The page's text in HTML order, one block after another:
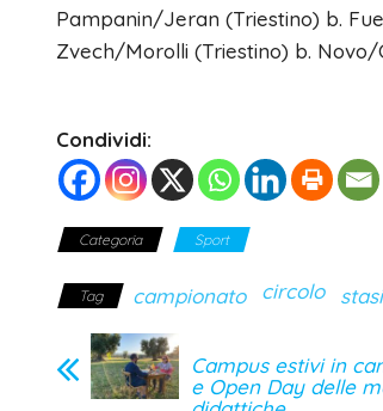
Pampanin/Jeran (Triestino) b.
Zvech/Morolli (Triestino) b. Novo/
Condividi:
Categoria Sport
Tag campionato circolo stasi
Campus estivi in
e Open Day delle